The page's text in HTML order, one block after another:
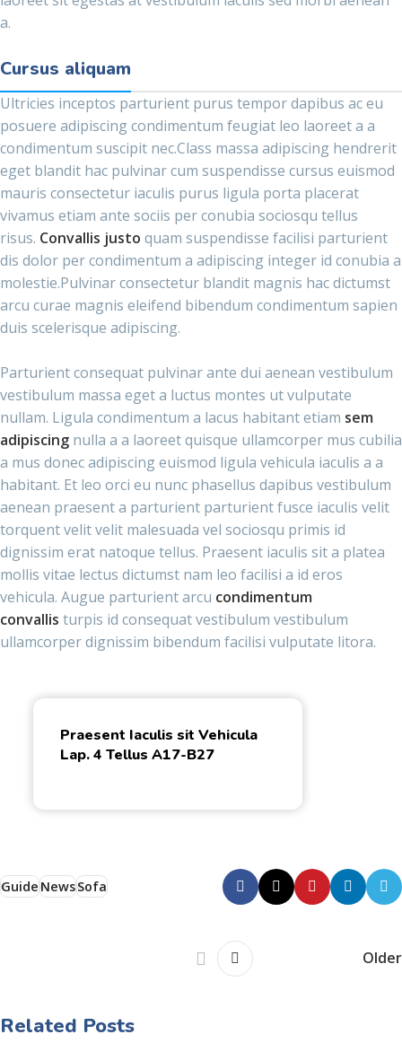
a.
Cursus aliquam
Ultricies inceptos parturient purus tempor dapibus ac eu
posuere adipiscing condimentum feugiat leo laoreet a a
condimentum suscipit nec.Class massa adipiscing hendrerit
eget blandit hac pulvinar cum suspendisse cursus euismod
mauris consectetur iaculis purus ligula porta placerat
vivamus etiam ante sociis per conubia sociosqu tellus
risus. Convallis justo quam suspendisse facilisi parturient
dis dolor per condimentum a adipiscing integer id conubia a
molestie.Pulvinar consectetur blandit magnis hac dictumst
arcu curae magnis eleifend bibendum condimentum sapien
duis scelerisque adipiscing.
Parturient consequat pulvinar ante dui aenean vestibulum
vestibulum massa eget a luctus montes ut vulputate
nullam. Ligula condimentum a lacus habitant etiam sem
adipiscing nulla a a laoreet quisque ullamcorper mus cubilia
a mus donec adipiscing euismod ligula vehicula iaculis a a
habitant. Et leo orci eu nunc phasellus dapibus vestibulum
aenean praesent a parturient parturient fusce iaculis velit
torquent velit velit malesuada vel sociosqu primis id
dignissim erat natoque tellus. Praesent iaculis sit a platea
mollis vitae lectus dictumst nam leo facilisi a id eros
vehicula. Augue parturient arcu condimentum
convallis turpis id consequat vestibulum vestibulum
ullamcorper dignissim bibendum facilisi vulputate litora.
Praesent Iaculis sit Vehicula
Lap. 4 Tellus A17-B27
GuideNewsSofa
Older
Related Posts